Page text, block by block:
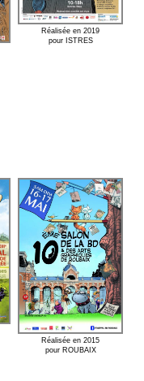
Réalisée en 2019
pour ISTRES
Réalisée en 2015
pour ROUBAIX